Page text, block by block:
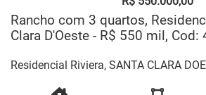
Rancho com 3 quartos,
Clara D'Oeste - R$ 550 mil, Cod:
Residencial Riviera, SANTA CLARA